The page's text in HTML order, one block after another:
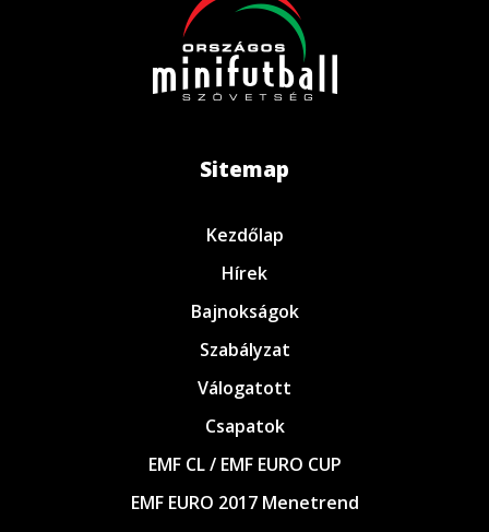
Sitemap
Kezdőlap
Hírek
Bajnokságok
Szabályzat
Válogatott
Csapatok
EMF CL / EMF EURO CUP
EMF EURO 2017 Menetrend